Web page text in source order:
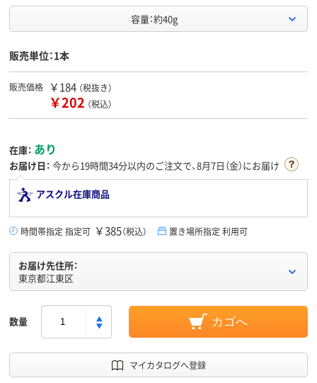
容量：約40g
販売単位：1本
販売価格 ￥184 （税抜き）
￥202 （税込）
在庫： あり
お届け日： 今から19時間34分以内のご注文で、8月7日（金）にお届け
アスクル在庫商品
時間帯指定 指定可 ￥385（税込） 置き場所指定 利用可
お届け先住所：
東京都江東区
数量 カゴへ
マイカタログへ登録